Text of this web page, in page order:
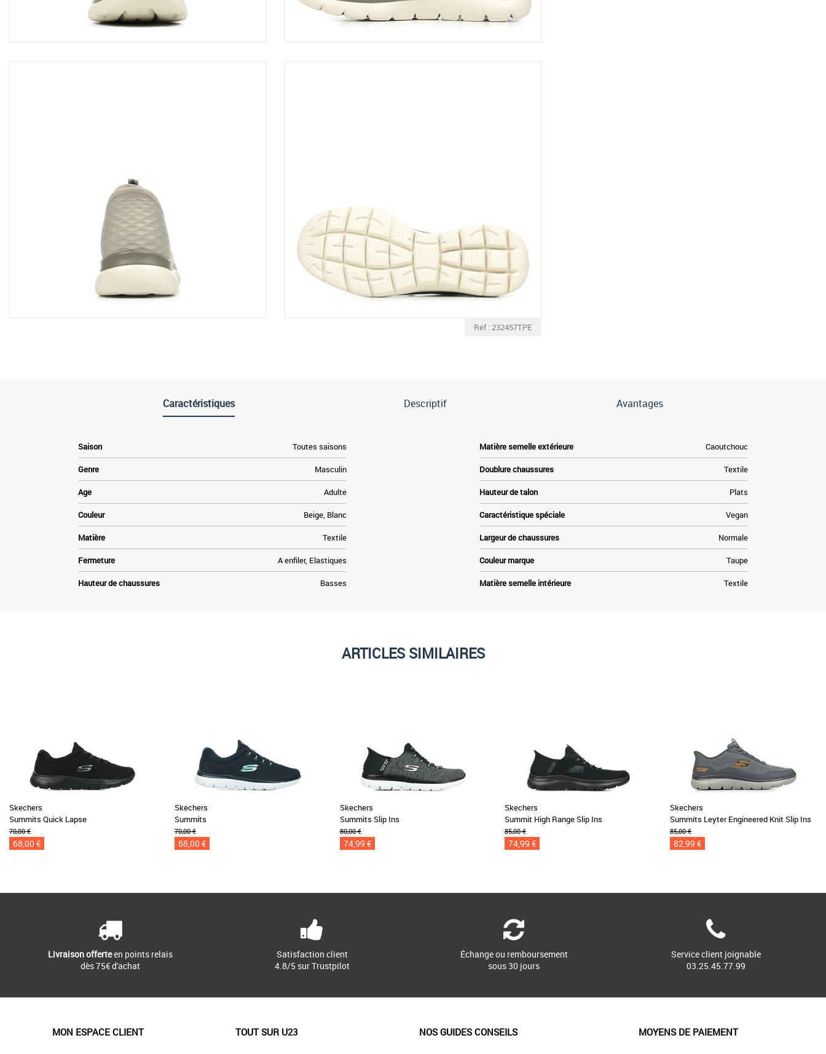
Réf : 232457TPE
Caractéristiques Descriptif Avantages
Saison Toutes saisons
Genre Masculin
Age Adulte
Couleur Beige, Blanc
Matière Textile
Fermeture A enfiler, Elastiques
Hauteur de chaussures Basses
Matière semelle extérieure Caoutchouc
Doublure chaussures Textile
Hauteur de talon Plats
Caractéristique spéciale Vegan
Largeur de chaussures Normale
Couleur marque Taupe
Matière semelle intérieure Textile
ARTICLES SIMILAIRES
Skechers
Summits Quick Lapse
70,00 €
68,00 €
Skechers
Summits
70,00 €
68,00 €
Skechers
Summits Slip Ins
80,00 €
74,99 €
Skechers
Summit High Range Slip Ins
85,00 €
74,99 €
Skechers
Summits Leyter Engineered Knit Slip Ins
85,00 €
82,99 €
Livraison offerteen points relais
dès 75€ d'achat
Satisfaction client
4.8/5 sur Trustpilot
Échange ou remboursement
sous 30 jours
Service client joignable
03.25.45.77.99
MON ESPACE CLIENT TOUT SUR U23 NOS GUIDES CONSEILS MOYENS DE PAIEMENT